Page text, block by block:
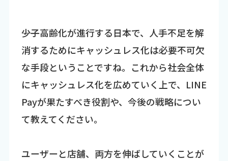
――少子高齢化が進行する日本で、人手不足を解
消するためにキャッシュレス化は必要不可欠
な手段ということですね。これから社会全体
にキャッシュレス化を広めていく上で、LINE
Payが果たすべき役割や、今後の戦略につい
て教えてください。
ユーザーと店舗、両方を伸ばしていくことが